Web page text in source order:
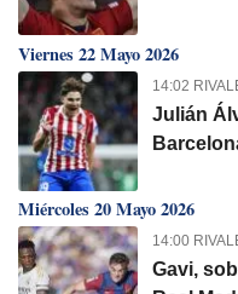
Viernes 22 Mayo 2026
14:02
Julián
Miércoles 20 Mayo 2026
14:00
Gavi,